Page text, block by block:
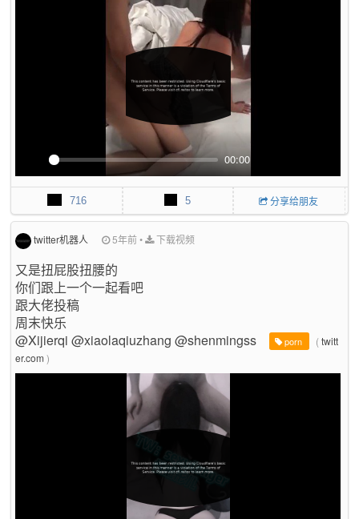
P
l
y
00:00
M
u
e
P
I
P
E
n
e
716 5 分享给朋友
twitter机器人 5年前• 下载视频
又是扭屁股扭腰的
你们跟上一个一起看吧
跟大佬投稿
周末快乐
@Xijierqi @xiaolaqiuzhang @shenmingss
porn (twitt
er.com )